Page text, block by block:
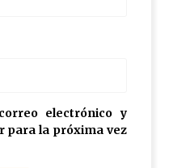
electrónico y
para la próxima vez